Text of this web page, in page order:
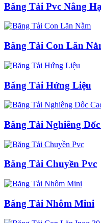
Băng Tải Pvc Nâng Hạ
Băng Tải Con Lăn
Băng Tải Hứng Liệu
Băng Tải Nghiêng
Băng Tải Chuyền Pvc
Băng Tải Nhôm Mini